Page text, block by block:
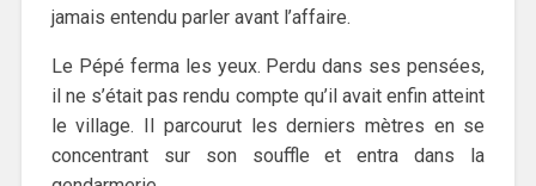
jamais entendu parler avant l’affaire.
Le Pépé ferma les yeux. Perdu dans ses pensées,
il ne s’était pas rendu compte qu’il avait enfin atteint
le village. Il parcourut les derniers mètres en se
concentrant sur son souffle et entra dans la